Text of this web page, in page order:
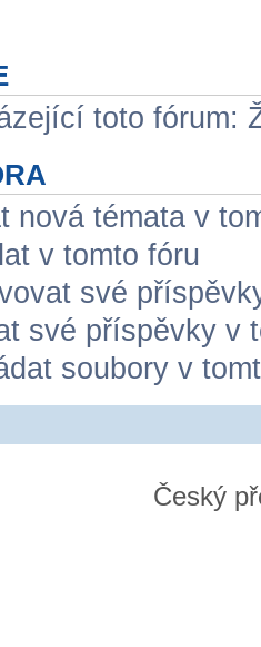
toto fórum:
nová témata v
v tomto fóru
své
své příspěvky v
soubory v
Český